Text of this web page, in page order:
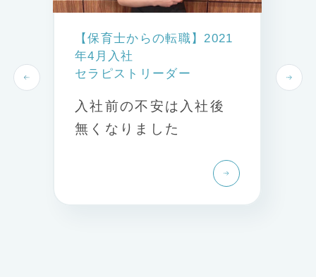
【保育士からの転職】2021
年4月入社
セラピストリーダー
入社前の不安は入社後
無くなりました